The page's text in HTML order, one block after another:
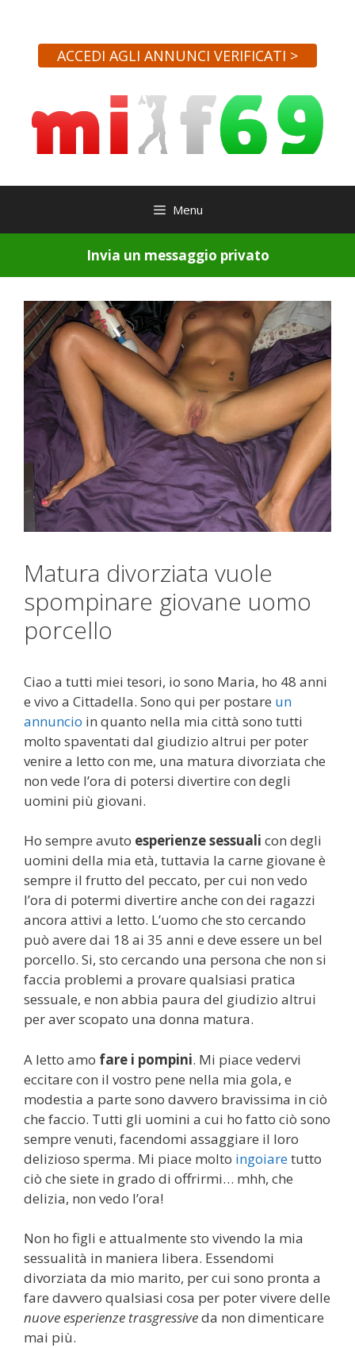
contenutoACCEDI AGLI ANNUNCI VERIFICATI >
Menu
Invia un messaggio privato
Matura divorziata vuole
spompinare giovane uomo
porcello
Ciao a tutti miei tesori, io sono Maria, ho 48 anni
e vivo a Cittadella. Sono qui per postare un
annuncio in quanto nella mia città sono tutti
molto spaventati dal giudizio altrui per poter
venire a letto con me, una matura divorziata che
non vede l’ora di potersi divertire con degli
uomini più giovani.
Ho sempre avuto esperienze sessuali con degli
uomini della mia età, tuttavia la carne giovane è
sempre il frutto del peccato, per cui non vedo
l’ora di potermi divertire anche con dei ragazzi
ancora attivi a letto. L’uomo che sto cercando
può avere dai 18 ai 35 anni e deve essere un bel
porcello. Si, sto cercando una persona che non si
faccia problemi a provare qualsiasi pratica
sessuale, e non abbia paura del giudizio altrui
per aver scopato una donna matura.
A letto amo fare i pompini. Mi piace vedervi
eccitare con il vostro pene nella mia gola, e
modestia a parte sono davvero bravissima in ciò
che faccio. Tutti gli uomini a cui ho fatto ciò sono
sempre venuti, facendomi assaggiare il loro
delizioso sperma. Mi piace molto ingoiaretutto
ciò che siete in grado di offrirmi… mhh, che
delizia, non vedo l’ora!
Non ho figli e attualmente sto vivendo la mia
sessualità in maniera libera. Essendomi
divorziata da mio marito, per cui sono pronta a
fare davvero qualsiasi cosa per poter vivere delle
nuove esperienze trasgressiveda non dimenticare
mai più.